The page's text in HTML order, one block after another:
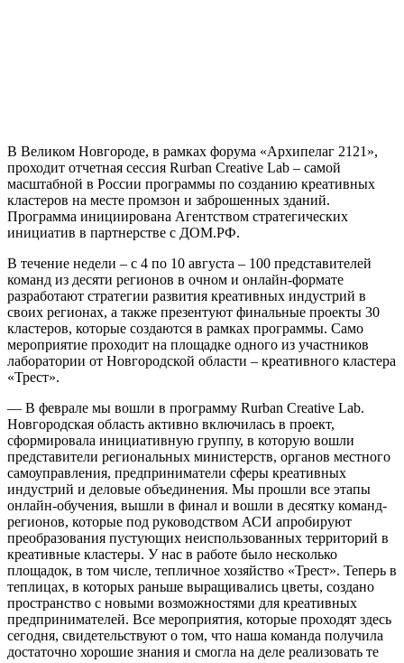
В Великом Новгороде, в рамках форума «Архипелаг 2121»,
проходит отчетная сессия Rurban Creative Lab – самой
масштабной в России программы по созданию креативных
кластеров на месте промзон и заброшенных зданий.
Программа инициирована Агентством стратегических
инициатив в партнерстве с ДОМ.РФ.
В течение недели – с 4 по 10 августа – 100 представителей
команд из десяти регионов в очном и онлайн-формате
разработают стратегии развития креативных индустрий в
своих регионах, а также презентуют финальные проекты 30
кластеров, которые создаются в рамках программы. Само
мероприятие проходит на площадке одного из участников
лаборатории от Новгородской области – креативного кластера
«Трест».
— В феврале мы вошли в программу Rurban Creative Lab.
Новгородская область активно включилась в проект,
сформировала инициативную группу, в которую вошли
представители региональных министерств, органов местного
самоуправления, предприниматели сферы креативных
индустрий и деловые объединения. Мы прошли все этапы
онлайн-обучения, вышли в финал и вошли в десятку команд-
регионов, которые под руководством АСИ апробируют
преобразования пустующих неиспользованных территорий в
креативные кластеры. У нас в работе было несколько
площадок, в том числе, тепличное хозяйство «Трест». Теперь в
теплицах, в которых раньше выращивались цветы, создано
пространство с новыми возможностями для креативных
предпринимателей. Все мероприятия, которые проходят здесь
сегодня, свидетельствуют о том, что наша команда получила
достаточно хорошие знания и смогла на деле реализовать те